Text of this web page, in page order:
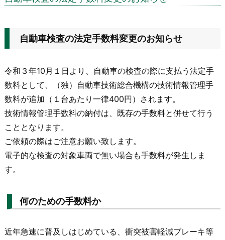
自動車検査の法定手数料変更のお知らせ
令和３年10月１日より、自動車の検査の際に支払う法定手
数料として、（独）自動車技術総合機構の技術情報管理手
数料が追加（１台あたり一律400円）されます。
技術情報管理手数料の納付は、既存の手数料と併せて行う
こととなります。
ご依頼の際はご注意お願い致します。
電子的な検査の対象車両で無い場合も手数料が発生しま
す。
何のための手数料か
近年急速に普及しはじめている、衝突被害軽減ブレーキ等